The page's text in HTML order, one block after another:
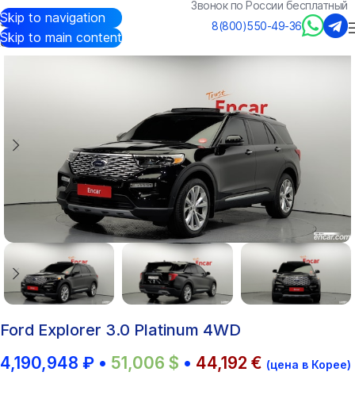
Skip to navigation
Skip to main content
Звонок по России бесплатный
8(800)550-49-36
Авто из Кореи/Каталог Explorer
Ford Explorer 3.0 Platinum 4WD
4,190,948 ₽ • 51,006 $ • 44,192 € (цена в Корее)